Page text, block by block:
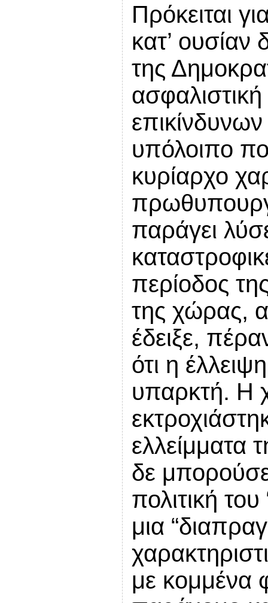
Πρόκειται
κατ’ ουσίαν
της
υπόλοιπο
κυρίαρχο
παράγει
περίοδος
της χώρας,
έδειξε,
ότι η
υπαρκτή. Η
ελλείμματα
δε μπορούσε
πολιτική
μια
με κομμένα